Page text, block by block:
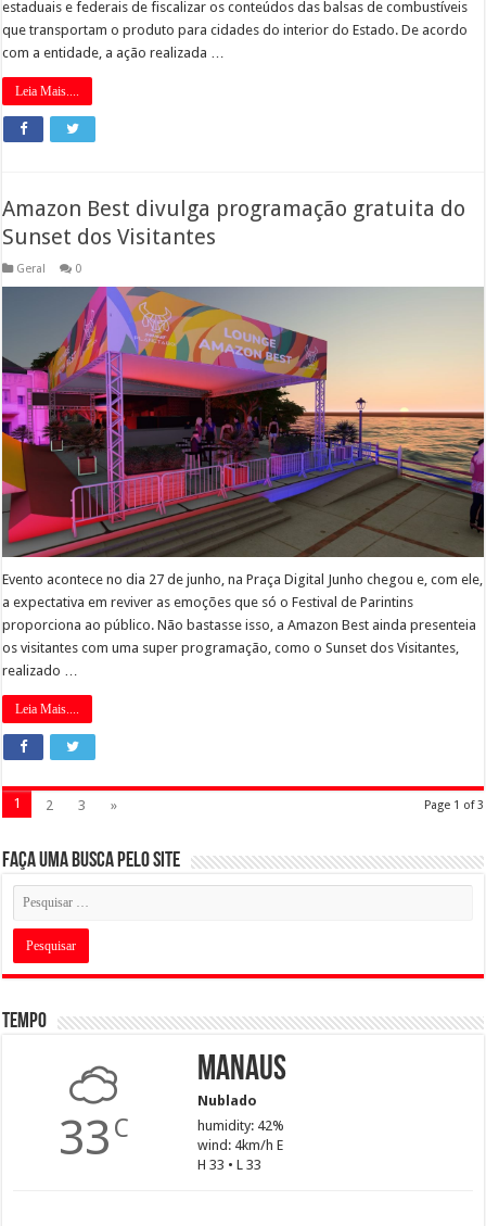
estaduais e federais de fiscalizar os conteúdos das balsas de combustíveis
que transportam o produto para cidades do interior do Estado. De acordo
com a entidade, a ação realizada …
Leia Mais....
Amazon Best divulga programação gratuita do
Sunset dos Visitantes
Geral 0
Evento acontece no dia 27 de junho, na Praça Digital Junho chegou e, com ele,
a expectativa em reviver as emoções que só o Festival de Parintins
proporciona ao público. Não bastasse isso, a Amazon Best ainda presenteia
os visitantes com uma super programação, como o Sunset dos Visitantes,
realizado …
Leia Mais....
Page 1 of 3
1 2 3 »
Faça uma busca pelo Site
Tempo
33 C
Manaus
Nublado
humidity: 42%
wind: 4km/h E
H 33 • L 33